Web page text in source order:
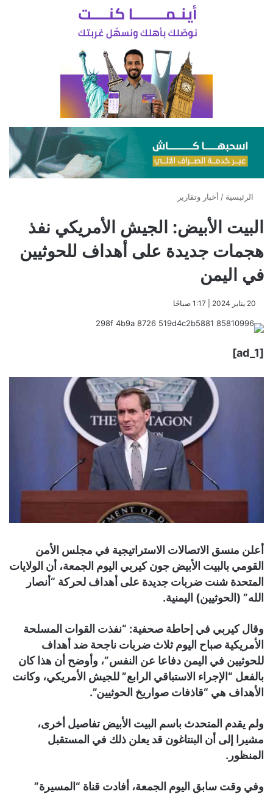
الرئيسية / أخبار وتقارير
البيت الأبيض: الجيش الأمريكي نفذ
هجمات جديدة على أهداف للحوثيين
في اليمن
​20 يناير 2024 | 1:17 صباحًا
[ad_1]
أعلن منسق الاتصالات الاستراتيجية في مجلس الأمن
القومي بالبيت الأبيض جون كيربي اليوم الجمعة، أن الولايات
المتحدة شنت ضربات جديدة على أهداف لحركة “أنصار
الله” (الحوثيين) اليمنية.
وقال كيربي في إحاطة صحفية: “نفذت القوات المسلحة
الأمريكية صباح اليوم ثلاث ضربات ناجحة ضد أهداف
للحوثيين في اليمن دفاعا عن النفس”، وأوضح أن هذا كان
بالفعل “الإجراء الاستباقي الرابع” للجيش الأمريكي، وكانت
الأهداف هي “قاذفات صواريخ الحوثيين”.
ولم يقدم المتحدث باسم البيت الأبيض تفاصيل أخرى،
مشيرا إلى أن البنتاغون قد يعلن ذلك في المستقبل
المنظور.
وفي وقت سابق اليوم الجمعة، أفادت قناة “المسيرة”